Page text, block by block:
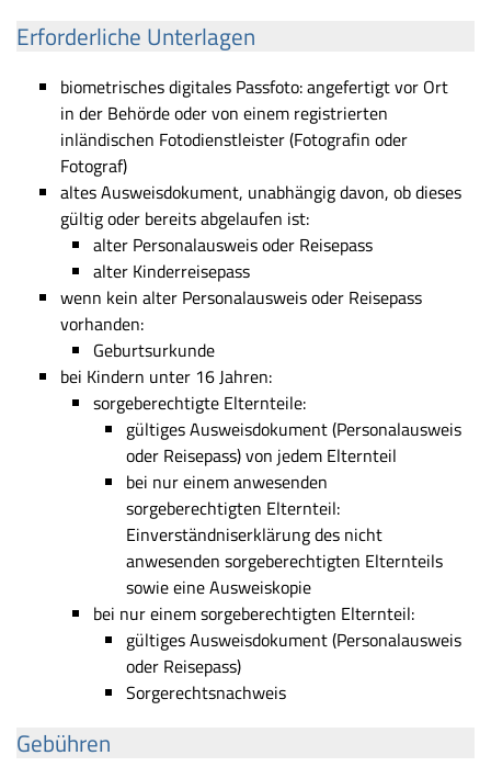
Erforderliche Unterlagen
biometrisches digitales Passfoto: angefertigt vor Ort
in der Behörde oder von einem registrierten
inländischen Fotodienstleister (Fotografin oder
Fotograf)
altes Ausweisdokument, unabhängig davon, ob dieses
gültig oder bereits abgelaufen ist:
alter Personalausweis oder Reisepass
alter Kinderreisepass
wenn kein alter Personalausweis oder Reisepass
vorhanden:
Geburtsurkunde
bei Kindern unter 16 Jahren:
sorgeberechtigte Elternteile:
gültiges Ausweisdokument (Personalausweis
oder Reisepass) von jedem Elternteil
bei nur einem anwesenden
sorgeberechtigten Elternteil:
Einverständniserklärung des nicht
anwesenden sorgeberechtigten Elternteils
sowie eine Ausweiskopie
bei nur einem sorgeberechtigten Elternteil:
gültiges Ausweisdokument (Personalausweis
oder Reisepass)
Sorgerechtsnachweis
Gebühren